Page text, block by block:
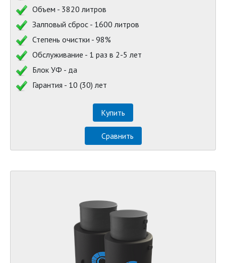
Объем - 3820 литров
Залповый сброс - 1600 литров
Степень очистки - 98%
Обслуживание - 1 раз в 2-5 лет
Блок УФ - да
Гарантия - 10 (30) лет
Купить
Сравнить